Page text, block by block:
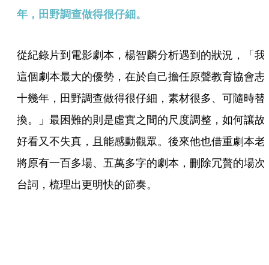
年，田野調查做得很仔細。
從紀錄片到電影劇本，楊智麟分析遇到的狀況，「我
這個劇本最大的優勢，在於自己擔任原聲教育協會志
十幾年，田野調查做得很仔細，素材很多、可隨時替
換。」最困難的則是虛實之間的尺度調整，如何讓故
好看又不失真，且能感動觀眾。後來他也借重劇本老
將原有一百多場、五萬多字的劇本，刪除冗贅的場次
台詞，梳理出更明快的節奏。